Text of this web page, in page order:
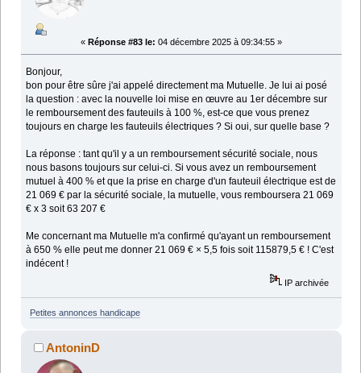
« Réponse #83 le: 04 décembre 2025 à 09:34:55 »
Bonjour,
bon pour être sûre j'ai appelé directement ma Mutuelle. Je lui ai posé
la question : avec la nouvelle loi mise en œuvre au 1er décembre sur
le remboursement des fauteuils à 100 %, est-ce que vous prenez
toujours en charge les fauteuils électriques ? Si oui, sur quelle base ?
La réponse : tant qu'il y a un remboursement sécurité sociale, nous
nous basons toujours sur celui-ci. Si vous avez un remboursement
mutuel à 400 % et que la prise en charge d'un fauteuil électrique est de
21 069 € par la sécurité sociale, la mutuelle, vous remboursera 21 069
€ x 3 soit 63 207 €
Me concernant ma Mutuelle m'a confirmé qu'ayant un remboursement
à 650 % elle peut me donner 21 069 € × 5,5 fois soit 115879,5 € ! C'est
indécent !
IP archivée
Petites annonces handicape
AntoninD